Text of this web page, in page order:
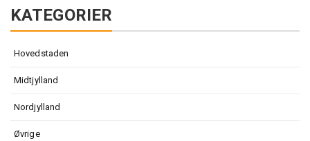
KATEGORIER
Hovedstaden
Midtjylland
Nordjylland
Øvrige